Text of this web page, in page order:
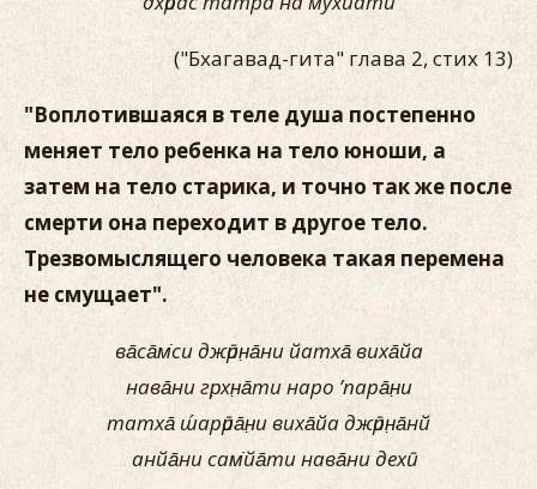
("Бхагавад-гита" глава 2, стих 13)
"Воплотившаяся в теле душа постепенно
меняет тело ребенка на тело юноши, а
затем на тело старика, и точно так же после
смерти она переходит в другое тело.
Трезвомыслящего человека такая перемена
не смущает".
ва̄са̄м̇си джӣрн̣а̄ни йатха̄ виха̄йа
нава̄ни гр̣хн̣а̄ти наро ’пара̄н̣и
татха̄ ш́арӣра̄н̣и виха̄йа джӣрн̣а̄нй
анйа̄ни сам̇йа̄ти нава̄ни дехӣ